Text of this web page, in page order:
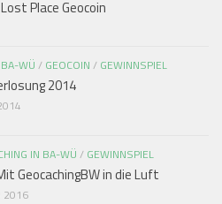
Place Geocoin
WÜ / GEOCOIN / GEWINNSPIEL
2014
IN BA-WÜ / GEWINNSPIEL
GeocachingBW in die Luft
2016